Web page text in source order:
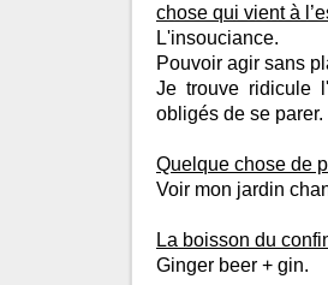
chose qui vient à
L'insouciance.
Pouvoir agir sans
Je trouve ridicule
obligés de se parer.
Quelque chose de
Voir mon jardin
La boisson du
Ginger beer + gin.